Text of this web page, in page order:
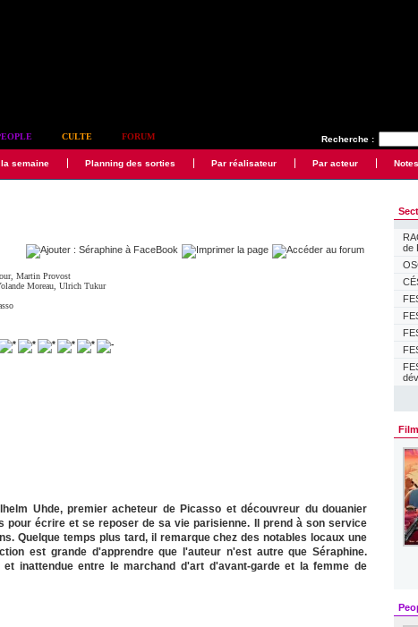
Recherche :
CULTE FORUM
semaine Planning des sorties Par réalisateur Par acteur
,Martin Provost
Moreau ,Ulrich Tukur
Uhde, premier acheteur de Picasso et découvreur du douanier
pour écrire et se reposer de sa vie parisienne. Il prend à son service
Quelque temps plus tard, il remarque chez des notables locaux une
est grande d'apprendre que l'auteur n'est autre que Séraphine.
inattendue entre le marchand d'art d'avant-garde et la femme de
de